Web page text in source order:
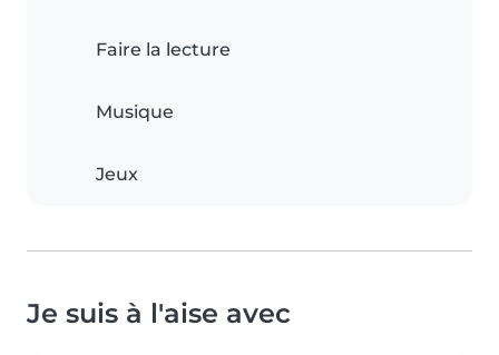
Faire la lecture
Musique
Jeux
Je suis à l'aise avec